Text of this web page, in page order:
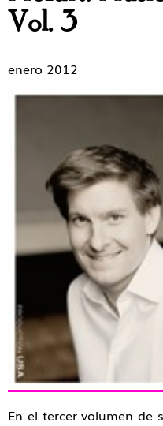
Vol. 3
enero 2012
En el tercer volumen de